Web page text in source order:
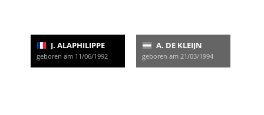
J. ALAPHILIPPE
geboren am 11/06/1992
A. DE KLEIJN
geboren am 21/03/1994